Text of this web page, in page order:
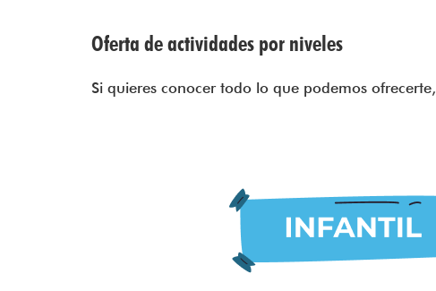
Oferta de actividades por niveles
Si quieres conocer todo lo que podemos ofrecerte,